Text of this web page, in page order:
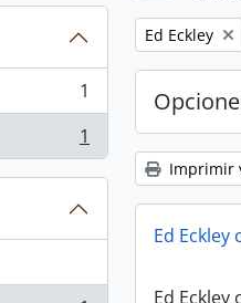
1
1
Remove filter:
Ed Eckley
Imprimir
Ed Eckley
Ed Eckley